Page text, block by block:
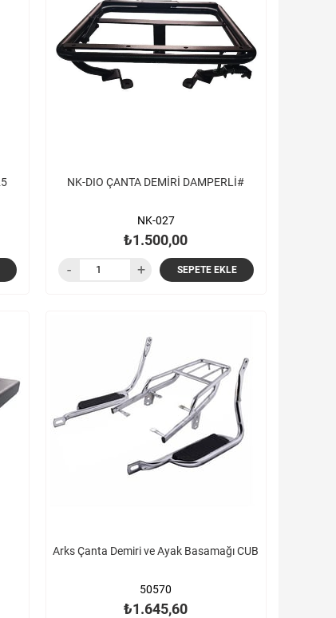
NK-DIO ÇANTA DEMİRİ DAMPERLİ#
NK-027
₺1.500,00
SEPETE EKLE
Arks Çanta Demiri ve Ayak Basamağı CUB
50570
₺1.645,60